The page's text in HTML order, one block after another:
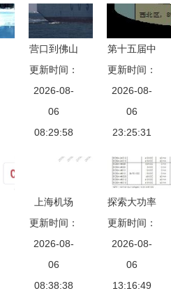
营口到佛山
内贸集装箱
海运 20尺
小柜赋能国
内贸易代理
更新时间：
2026-08-
06
08:29:58
第十五届中
国（北京）
国际干混砂
浆及产品展
览会 贸易
与行业机遇
更新时间：
2026-08-
06
23:25:31
上海机场
2023年预
计扭亏为盈
国内市场复
苏驱动业绩
更新时间：
2026-08-
06
08:38:38
探索大功率
转换利器
——
CINCON电
源EC3SA
更新时间：
2026-08-
06
13:16:49